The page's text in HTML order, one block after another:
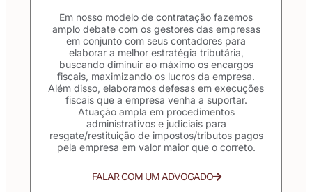
Em nosso modelo de contratação fazemos
amplo debate com os gestores das empresas
em conjunto com seus contadores para
elaborar a melhor estratégia tributária,
buscando diminuir ao máximo os encargos
fiscais, maximizando os lucros da empresa.
Além disso, elaboramos defesas em execuções
fiscais que a empresa venha a suportar.
Atuação ampla em procedimentos
administrativos e judiciais para
resgate/restituição de impostos/tributos pagos
pela empresa em valor maior que o correto.
FALAR COM UM ADVOGADO